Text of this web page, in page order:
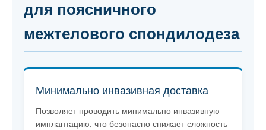
для поясничного
межтелового спондилодеза
Минимально инвазивная доставка
Позволяет проводить минимально инвазивную
имплантацию, что безопасно снижает сложность